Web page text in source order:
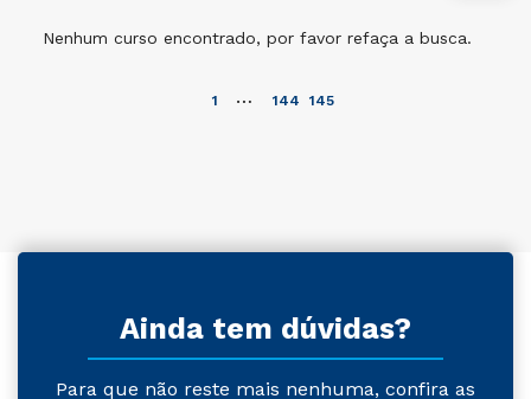
Nenhum curso encontrado, por favor refaça a busca.
1 … 144 145
Ainda tem dúvidas?
Para que não reste mais nenhuma, confira as